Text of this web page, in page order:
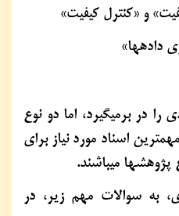
و «کنترل کیفیت»
داده‏ها»
در برمیگیرد، اما دو نوع
اسناد مورد نیاز برای
پژوهشها میباشند.
به سوالات مهم زیر، در